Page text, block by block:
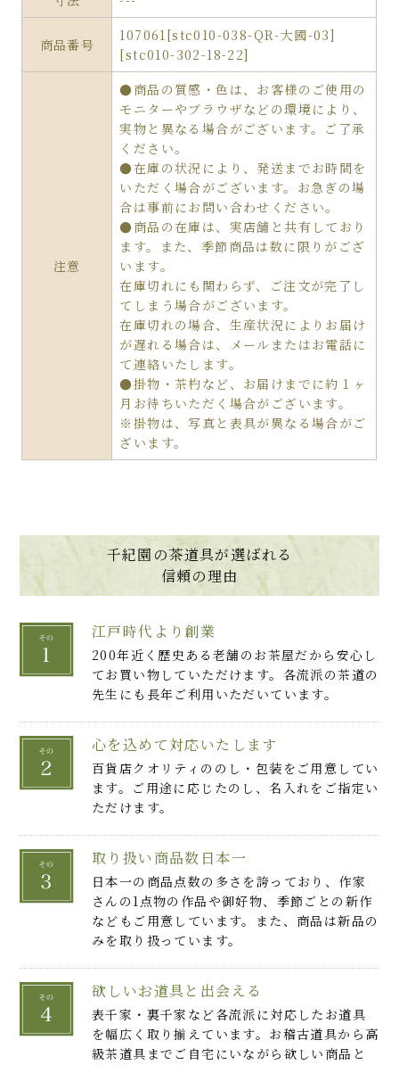
商品番号
107061[stc010-038-QR-大國-03]
[stc010-302-18-22]
注意
●商品の質感・色は、お客様のご使用の
モニターやブラウザなどの環境により、
実物と異なる場合がございます。ご了承
ください。
●在庫の状況により、発送までお時間を
いただく場合がございます。お急ぎの場
合は事前にお問い合わせください。
●商品の在庫は、実店舗と共有しており
ます。また、季節商品は数に限りがござ
います。
在庫切れにも関わらず、ご注文が完了し
てしまう場合がございます。
在庫切れの場合、生産状況によりお届け
が遅れる場合は、メールまたはお電話に
て連絡いたします。
●掛物・茶杓など、お届けまでに約１ヶ
月お待ちいただく場合がございます。
※掛物は、写真と表具が異なる場合がご
ざいます。
千紀園の茶道具が選ばれる
信頼の理由
江戸時代より創業
200年近く歴史ある老舗のお茶屋だから安心し
てお買い物していただけます。各流派の茶道の
先生にも長年ご利用いただいています。
心を込めて対応いたします
百貨店クオリティののし・包装をご用意してい
ます。ご用途に応じたのし、名入れをご指定い
ただけます。
取り扱い商品数日本一
日本一の商品点数の多さを誇っており、作家
さんの1点物の作品や御好物、季節ごとの新作
などもご用意しています。また、商品は新品の
みを取り扱っています。
欲しいお道具と出会える
表千家・裏千家など各流派に対応したお道具
を幅広く取り揃えています。お稽古道具から高
級茶道具までご自宅にいながら欲しい商品と